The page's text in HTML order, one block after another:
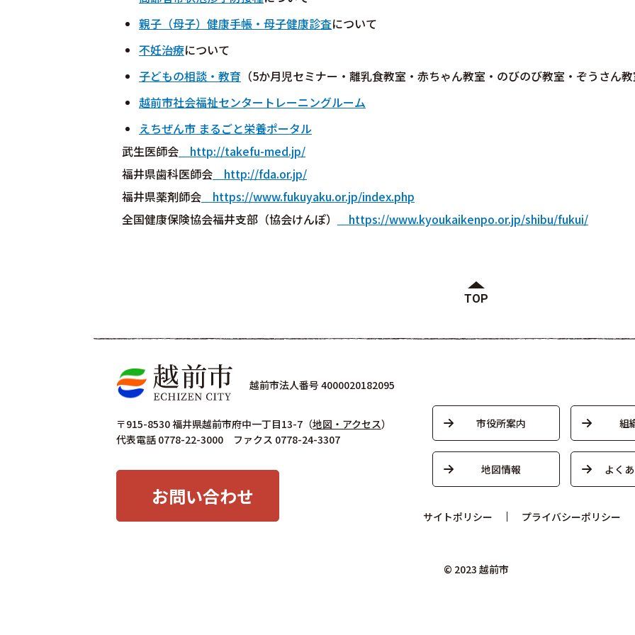
親子（母子）健康手帳・母子健康診査について
不妊治療について
子どもの相談・教育 （5か月児セミナー・離乳食教室・赤ちゃん教室・のびのび教室・ぞうさん
越前市社会福祉センタートレーニングルーム
えちぜん市 まるごと栄養ポータル
武生医師会 http://takefu-med.jp/
福井県歯科医師会 http://fda.or.jp/
福井県薬剤師会 https://www.fukuyaku.or.jp/index.php
全国健康保険協会福井支部（協会けんぽ）
https://www.kyoukaikenpo.or.jp/shibu/fukui/
TOP
越前市法人番号 4000020182095
〒915-8530 福井県越前市府中一丁目13-7 （地図・アクセス）
代表電話 0778-22-3000 ファクス 0778-24-3307
お問い合わせ
市役所案内 組
地図情報 よく
サイトポリシー プライバシーポリシー
© 2023 越前市